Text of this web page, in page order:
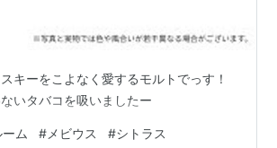
キーをこよなく愛するモルトでっす！
いタバコを吸いましたー
ム # メビウス #シトラス